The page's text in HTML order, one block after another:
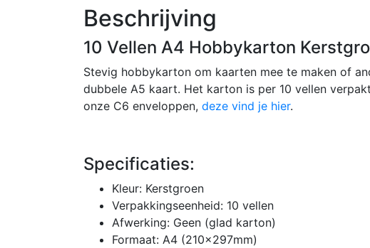
Kerstgroen
-
210x297mm
-
240g/m²
aantal
Beschrijving
10 Vellen A4 Hobbykarton
Stevig hobbykarton om kaarten mee te maken of
dubbele A5 kaart. Het karton is per 10 vellen
onze C6 enveloppen, deze vind je hier.
Specificaties:
Kleur: Kerstgroen
Verpakkingseenheid: 10 vellen
Afwerking: Geen (glad karton)
Formaat: A4 (210x297mm)